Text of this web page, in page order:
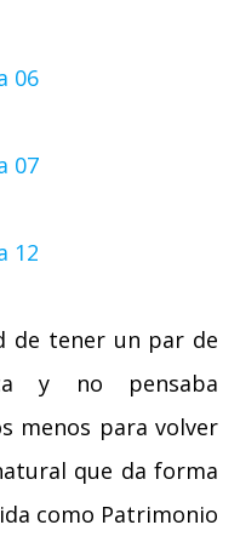
de tener un par de
y no pensaba
menos para volver
que da forma
como Patrimonio